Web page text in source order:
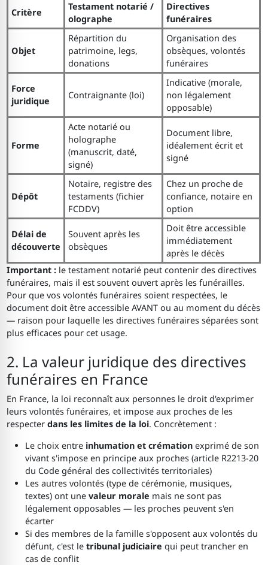
Critère
Testament notarié /
olographe
Directives
funéraires
Objet
Répartition du
patrimoine, legs,
donations
Organisation des
obsèques, volontés
funéraires
Force
juridique
Contraignante (loi)
Indicative (morale,
non légalement
opposable)
Forme
Acte notarié ou
holographe
(manuscrit, daté,
signé)
Document libre,
idéalement écrit et
signé
Dépôt
Notaire, registre des
testaments (fichier
FCDDV)
Chez un proche de
confiance, notaire en
option
Délai de
découverte
Souvent après les
obsèques
Doit être accessible
immédiatement
après le décès
Important : le testament notarié peut contenir des directives
funéraires, mais il est souvent ouvert après les funérailles.
Pour que vos volontés funéraires soient respectées, le
document doit être accessible AVANT ou au moment du décès
— raison pour laquelle les directives funéraires séparées sont
plus efficaces pour cet usage.
2. La valeur juridique des directives
funéraires en France
En France, la loi reconnaît aux personnes le droit d'exprimer
leurs volontés funéraires, et impose aux proches de les
respecterdans les limites de la loi. Concrètement :
Le choix entre inhumation et crémationexprimé de son
vivant s'impose en principe aux proches (article R2213-20
du Code général des collectivités territoriales)
Les autres volontés (type de cérémonie, musiques,
textes) ont une valeur morale mais ne sont pas
légalement opposables — les proches peuvent s'en
écarter
Si des membres de la famille s'opposent aux volontés du
défunt, c'est le tribunal judiciaire qui peut trancher en
cas de conflit